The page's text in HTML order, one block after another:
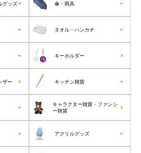
グッズ 傘・雨具
タオル・ハンカチ
キーホルダー
ザー キッチン雑貨
キャラクター雑貨・ファンシ
ー雑貨
アクリルグッズ